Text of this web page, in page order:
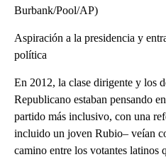
Burbank/Pool/AP)
Aspiración a la presidencia y
política
En 2012, la clase dirigente y los
Republicano estaban pensando
partido más inclusivo, con una
incluido un joven Rubio– veían
camino entre los votantes latinos